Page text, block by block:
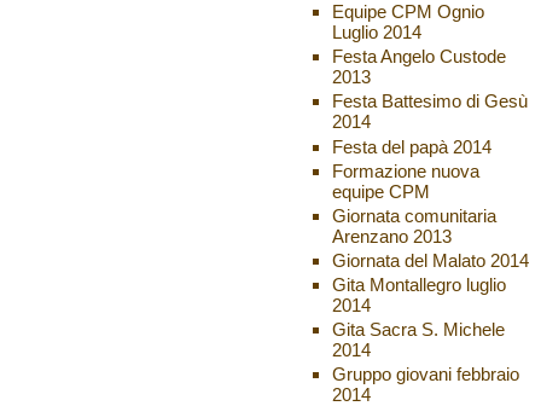
Equipe CPM Ognio
Luglio 2014
Festa Angelo Custode
2013
Festa Battesimo di Gesù
2014
Festa del papà 2014
Formazione nuova
equipe CPM
Giornata comunitaria
Arenzano 2013
Giornata del Malato 2014
Gita Montallegro luglio
2014
Gita Sacra S. Michele
2014
Gruppo giovani febbraio
2014